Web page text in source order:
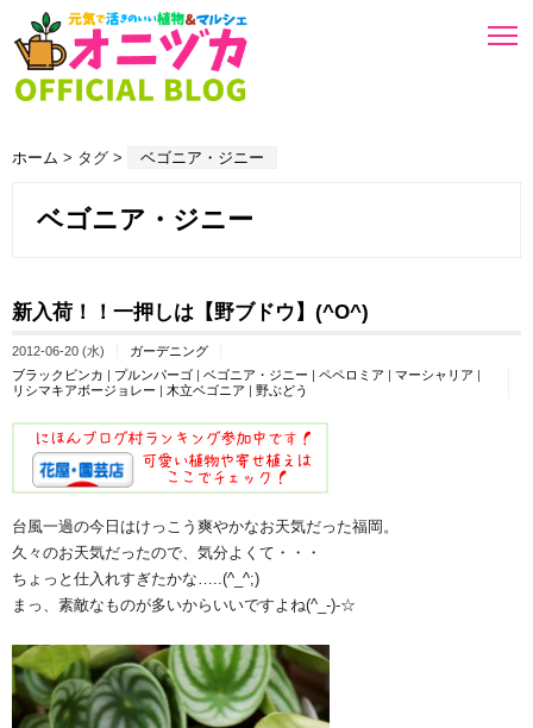
ホーム > タグ > ベゴニア・ジニー
ベゴニア・ジニー
新入荷！！一押しは【野ブドウ】(^O^)
2012-06-20 (水)
ガーデニング
ブラックビンカ | プルンパーゴ | ベゴニア・ジニー | ペペロミア | マーシャリア |
リシマキアボージョレー | 木立ベゴニア | 野ぶどう
台風一過の今日はけっこう爽やかなお天気だった福岡。
久々のお天気だったので、気分よくて・・・
ちょっと仕入れすぎたかな…..(^_^;)
まっ、素敵なものが多いからいいですよね(^_-)-☆